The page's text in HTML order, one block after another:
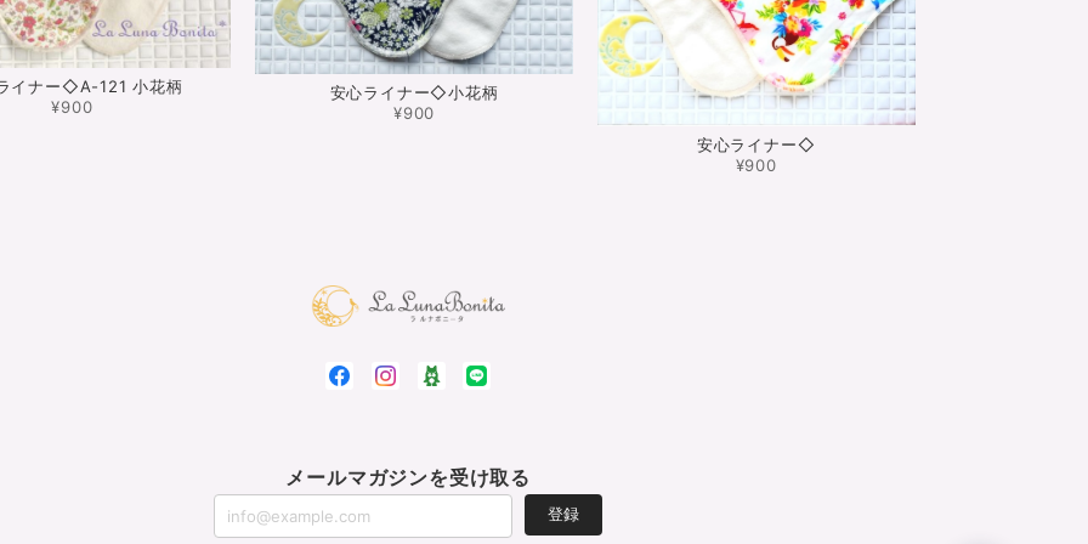
イナー◇A-121 小花柄
¥900
安心ライナー◇小花柄
¥900
安心ライナー◇
¥900
メールマガジンを受け取る
登録